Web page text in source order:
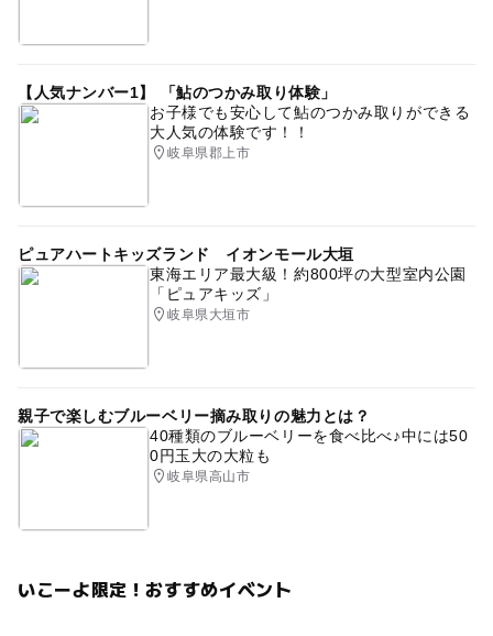
【人気ナンバー1】 「鮎のつかみ取り体験」
お子様でも安心して鮎のつかみ取りができる
大人気の体験です！！
岐阜県郡上市
ピュアハートキッズランド イオンモール大垣
東海エリア最大級！約800坪の大型室内公園
「ピュアキッズ」
岐阜県大垣市
親子で楽しむブルーベリー摘み取りの魅力とは？
40種類のブルーベリーを食べ比べ♪中には50
0円玉大の大粒も
岐阜県高山市
いこーよ限定！おすすめイベント